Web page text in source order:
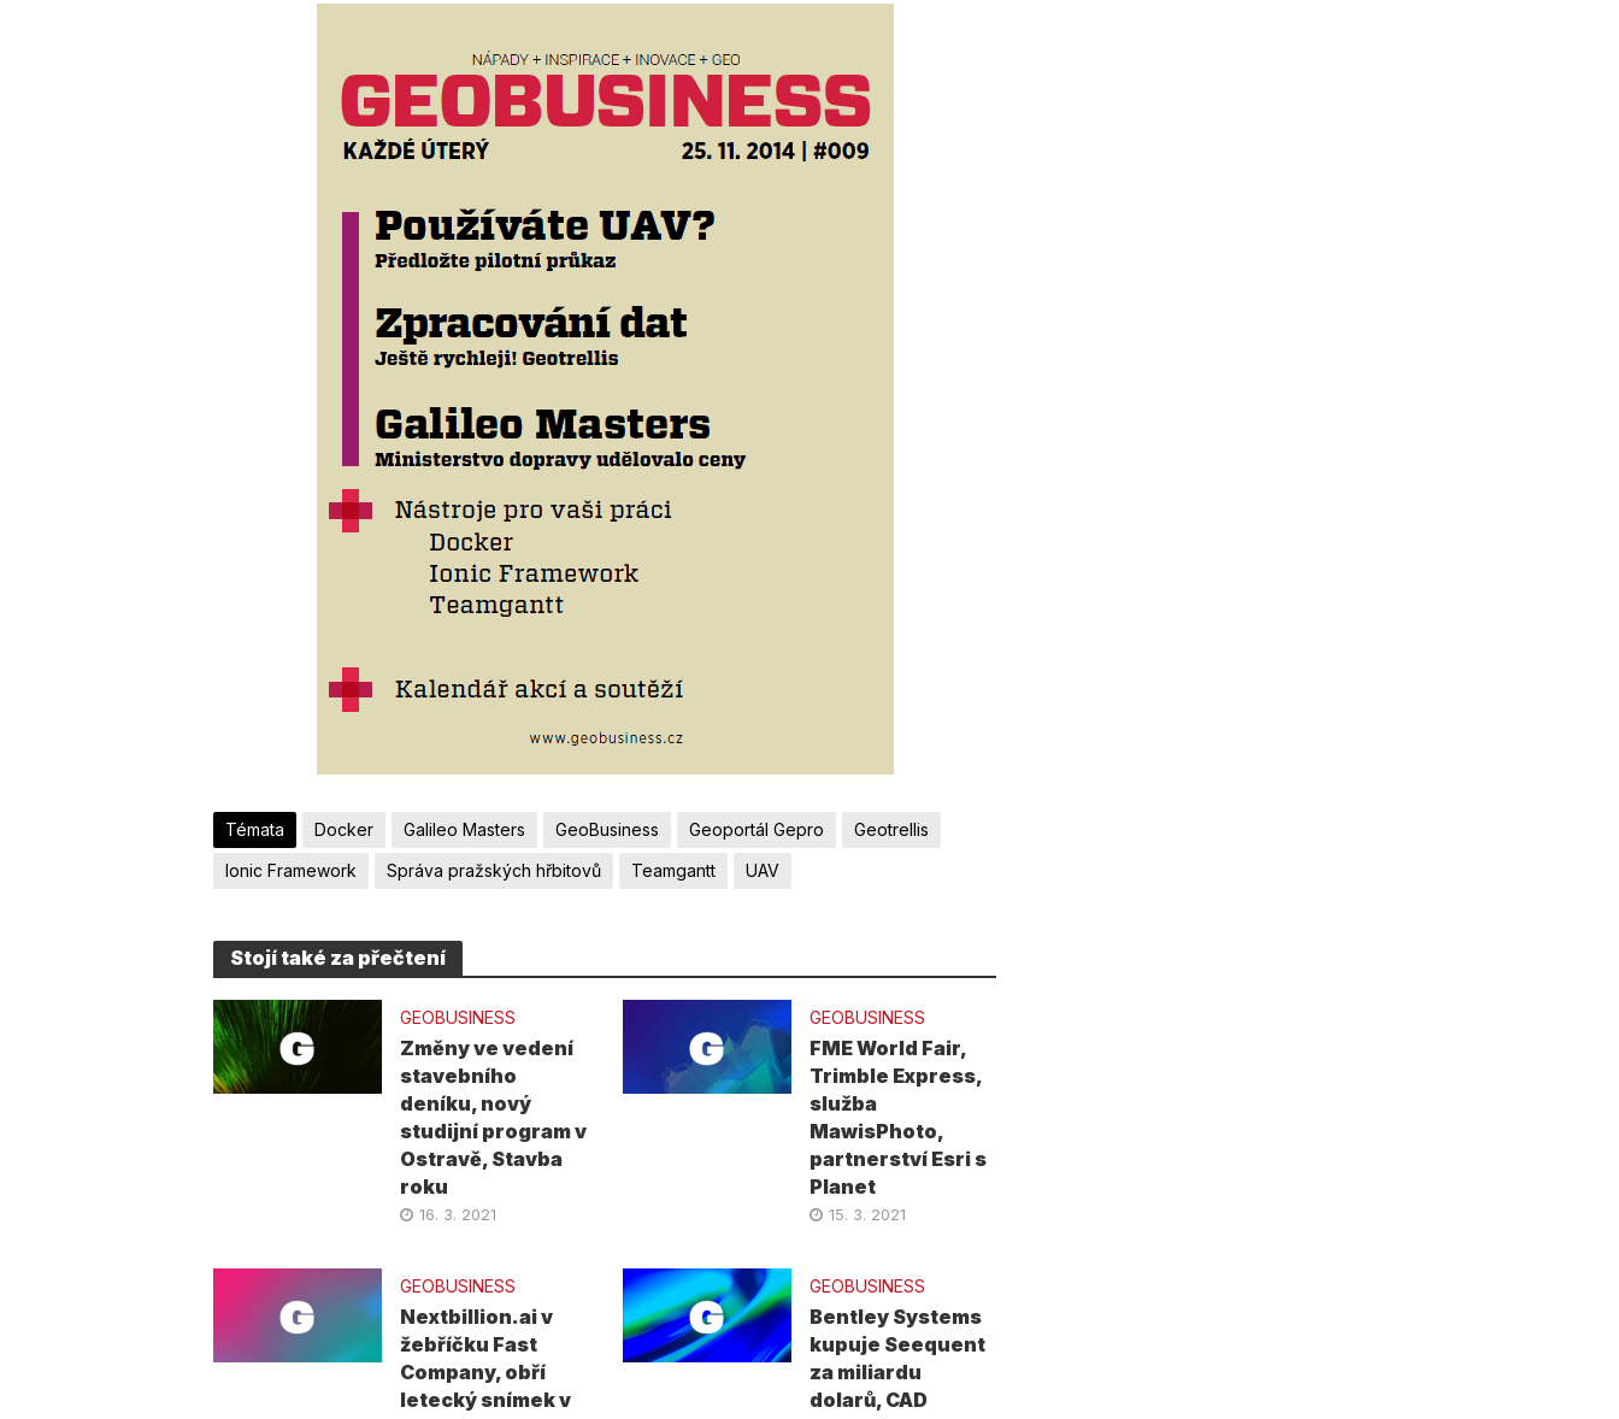
Témata Docker Galileo Masters GeoBusiness Geoportál Gepro
Geotrellis
Ionic Framework
Správa pražských hřbitovů Teamgantt UAV
Stojí také za přečtení
GEOBUSINESS
Změny ve vedení
stavebního
deníku, nový
studijní program v
Ostravě, Stavba
roku
16. 3. 2021
GEOBUSINESS
FME World Fair,
Trimble Express,
služba
MawisPhoto,
partnerství Esri s
Planet
15. 3. 2021
GEOBUSINESS
Nextbillion.ai v
žebříčku Fast
Company, obří
letecký snímek v
GEOBUSINESS
Bentley Systems
kupuje Seequent
za miliardu
dolarů, CAD